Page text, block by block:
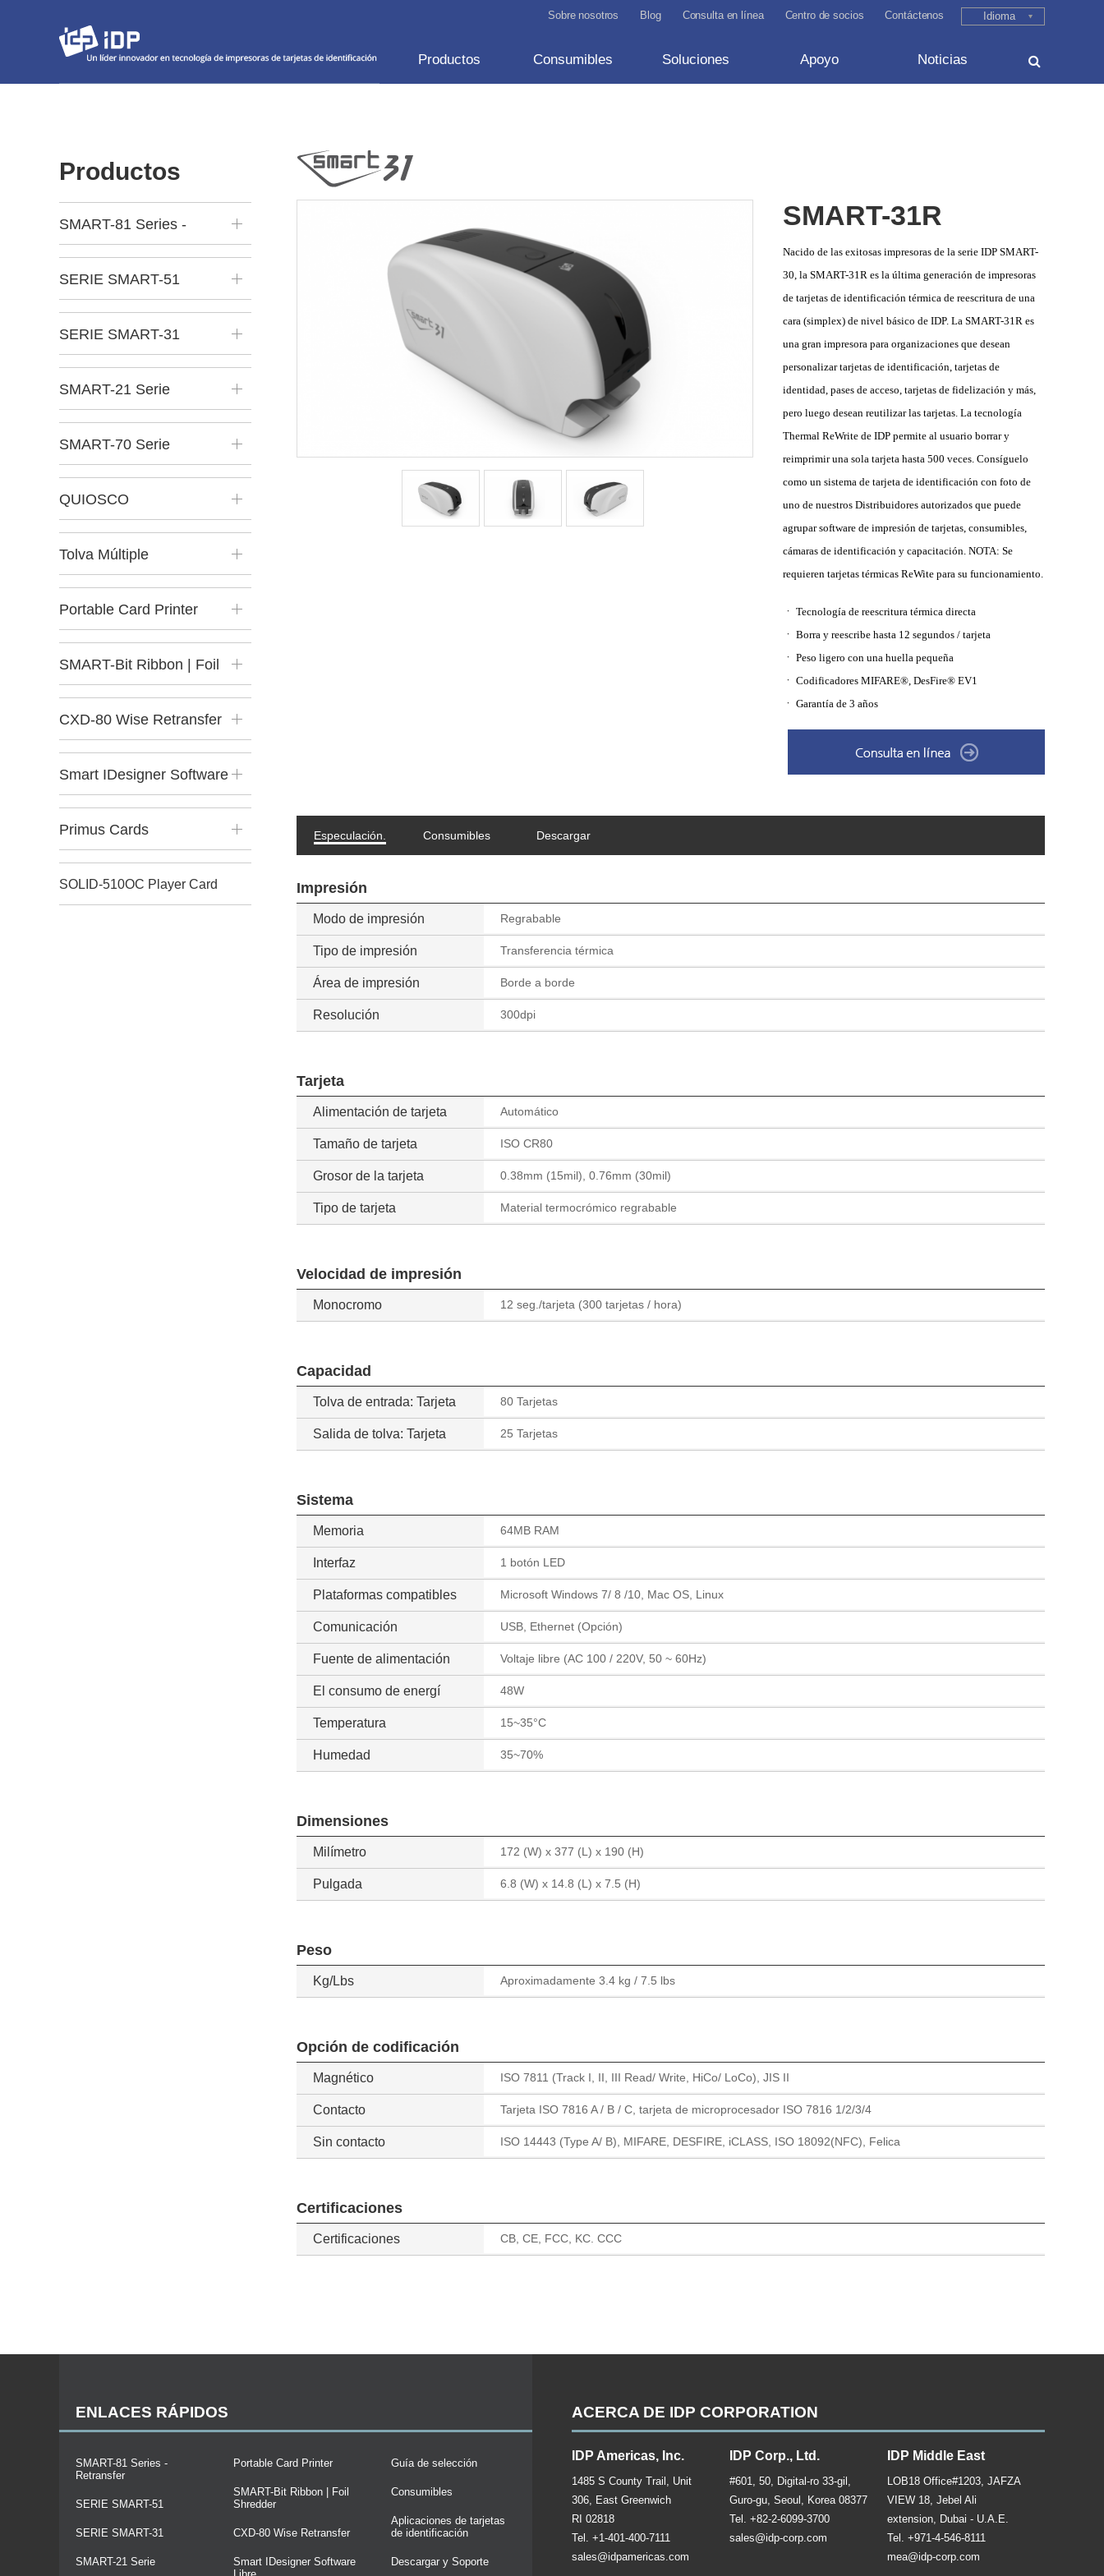
Productos Consumibles Soluciones Apoyo Noticias
Sobre nosotros Blog Consulta en línea Centro de socios Contáctenos Idioma
Productos
SMART-81 Series -
SERIE SMART-51
SERIE SMART-31
SMART-21 Serie
SMART-70 Serie
QUIOSCO
Tolva Múltiple
Portable Card Printer
SMART-Bit Ribbon | Foil
CXD-80 Wise Retransfer
Smart IDesigner Software
Primus Cards
SOLID-510OC Player Card
SMART-31R
Nacido de las exitosas impresoras de la serie IDP SMART-
30, la SMART-31R es la última generación de impresoras
de tarjetas de identificación térmica de reescritura de una
cara (simplex) de nivel básico de IDP. La SMART-31R es
una gran impresora para organizaciones que desean
personalizar tarjetas de identificación, tarjetas de
identidad, pases de acceso, tarjetas de fidelización y más,
pero luego desean reutilizar las tarjetas. La tecnología
Thermal ReWrite de IDP permite al usuario borrar y
reimprimir una sola tarjeta hasta 500 veces. Consíguelo
como un sistema de tarjeta de identificación con foto de
uno de nuestros Distribuidores autorizados que puede
agrupar software de impresión de tarjetas, consumibles,
cámaras de identificación y capacitación. NOTA: Se
requieren tarjetas térmicas ReWite para su funcionamiento.
ㆍ Tecnología de reescritura térmica directa
ㆍ Borra y reescribe hasta 12 segundos / tarjeta
ㆍ Peso ligero con una huella pequeña
ㆍ Codificadores MIFARE®, DesFire® EV1
ㆍ Garantía de 3 años
Especulación. Consumibles Descargar
Impresión
Modo de impresión Regrabable
Tipo de impresión Transferencia térmica
Área de impresión Borde a borde
Resolución 300dpi
Tarjeta
Alimentación de tarjeta Automático
Tamaño de tarjeta ISO CR80
Grosor de la tarjeta 0.38mm (15mil), 0.76mm (30mil)
Tipo de tarjeta Material termocrómico regrabable
Velocidad de impresión
Monocromo 12 seg./tarjeta (300 tarjetas / hora)
Capacidad
Tolva de entrada: Tarjeta 80 Tarjetas
Salida de tolva: Tarjeta 25 Tarjetas
Sistema
Memoria 64MB RAM
Interfaz 1 botón LED
Plataformas compatibles Microsoft Windows 7/ 8 /10, Mac OS, Linux
Comunicación USB, Ethernet (Opción)
Fuente de alimentación Voltaje libre (AC 100 / 220V, 50 ~ 60Hz)
El consumo de energí 48W
Temperatura 15~35°C
Humedad 35~70%
Dimensiones
Milímetro 172 (W) x 377 (L) x 190 (H)
Pulgada 6.8 (W) x 14.8 (L) x 7.5 (H)
Peso
Kg/Lbs Aproximadamente 3.4 kg / 7.5 lbs
Opción de codificación
Magnético ISO 7811 (Track I, II, III Read/ Write, HiCo/ LoCo), JIS II
Contacto Tarjeta ISO 7816 A / B / C, tarjeta de microprocesador ISO 7816 1/2/3/4
Sin contacto ISO 14443 (Type A/ B), MIFARE, DESFIRE, iCLASS, ISO 18092(NFC), Felica
Certificaciones
Certificaciones CB, CE, FCC, KC. CCC
ENLACES RÁPIDOS
SMART-81 Series -
Retransfer
SERIE SMART-51
SERIE SMART-31
SMART-21 Serie
Portable Card Printer
SMART-Bit Ribbon | Foil
Shredder
CXD-80 Wise Retransfer
Smart IDesigner Software
Guía de selección
Consumibles
Aplicaciones de tarjetas
de identificación
Descargar y Soporte
ACERCA DE IDP CORPORATION
IDP Americas, Inc.
1485 S County Trail, Unit
306, East Greenwich
RI 02818
Tel. +1-401-400-7111
sales@idpamericas.com
IDP Corp., Ltd.
#601, 50, Digital-ro 33-gil,
Guro-gu, Seoul, Korea 08377
Tel. +82-2-6099-3700
sales@idp-corp.com
IDP Middle East
LOB18 Office#1203, JAFZA
VIEW 18, Jebel Ali
extension, Dubai - U.A.E.
Tel. +971-4-546-8111
mea@idp-corp.com